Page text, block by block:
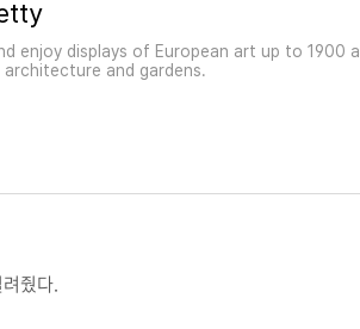
enjoy displays of European art up to 1900 a
and gardens.
줬다.